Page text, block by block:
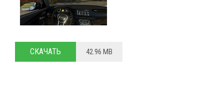
СКАЧАТЬ 42.96 MB